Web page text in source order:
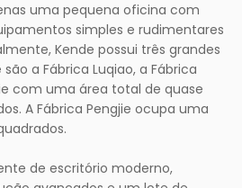
uma pequena oficina com
simples e rudimentares
Kende possui três grandes
a Fábrica Luqiao, a Fábrica
com uma área total de quase
A Fábrica Pengjie ocupa uma
de escritório moderno,